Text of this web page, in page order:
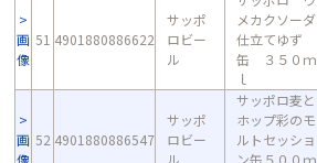
画
像
51 4901880886622
サッポ
ロビー
ル
メカクソーダ
仕立てゆず
缶 ３５０ｍ
ｌ
画
像
52 4901880886547
サッポ
ロビー
ル
サッポロ麦と
ホップ彩のモ
ルトセッショ
ン缶５００ｍ